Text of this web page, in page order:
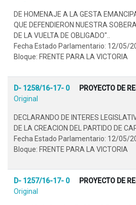
DE HOMENAJE A LA GESTA
QUE DEFENDIERON NUESTRA
DE LA VUELTA DE OBLIGADO"..
Fecha Estado Parlamentario: 12/05/
Bloque: FRENTE PARA LA VICTORIA
D- 1258/16-17- 0 PROYECTO DE
Original
DECLARANDO DE INTERES
DE LA CREACION DEL PARTIDO DE
Fecha Estado Parlamentario: 12/05/
Bloque: FRENTE PARA LA VICTORIA
D- 1257/16-17- 0 PROYECTO DE
Original